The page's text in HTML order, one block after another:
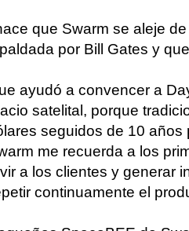
que Swarm se aleje
por Bill Gates y
ayudó a convencer a
satelital, porque
seguidos de 10
me recuerda a los
a los clientes y generar
continuamente el